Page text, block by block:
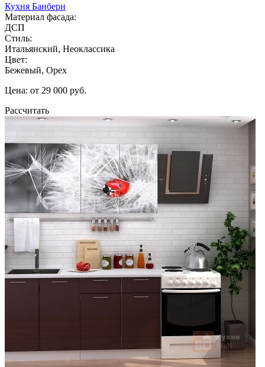
Кухня Банбери
Материал фасада:
ДСП
Стиль:
Итальянский, Неоклассика
Цвет:
Бежевый, Орех
Цена: от 29 000 руб.
Рассчитать